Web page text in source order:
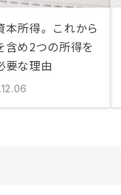
本所得。これから
含め2つの所得を
要な理由